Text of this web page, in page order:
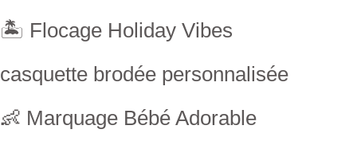
🏝 Flocage Holiday Vibes
casquette brodée personnalisée
👶 Marquage Bébé Adorable